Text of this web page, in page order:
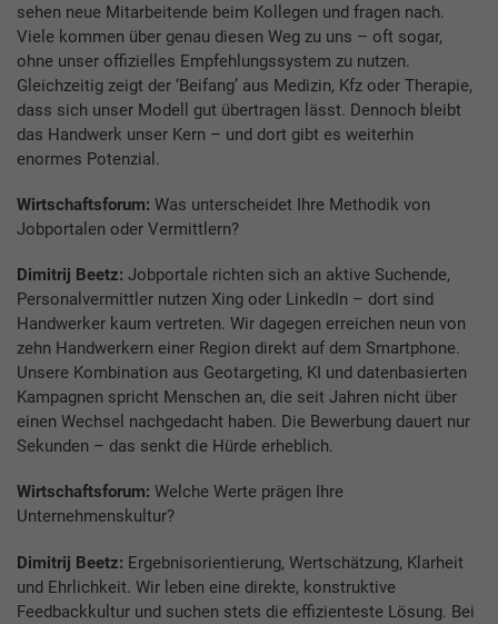
sehen neue Mitarbeitende beim Kollegen und fragen nach.
Viele kommen über genau diesen Weg zu uns – oft sogar,
ohne unser offizielles Empfehlungssystem zu nutzen.
Gleichzeitig zeigt der ‘Beifang’ aus Medizin, Kfz oder Therapie,
dass sich unser Modell gut übertragen lässt. Dennoch bleibt
das Handwerk unser Kern – und dort gibt es weiterhin
enormes Potenzial.
Wirtschaftsforum: Was unterscheidet Ihre Methodik von
Jobportalen oder Vermittlern?
Dimitrij Beetz: Jobportale richten sich an aktive Suchende,
Personalvermittler nutzen Xing oder Linked­In – dort sind
Handwerker kaum vertreten. Wir dagegen erreichen neun von
zehn Handwerkern einer Region direkt auf dem Smartphone.
Unsere Kombination aus Geotargeting, KI und datenbasierten
Kampagnen spricht Menschen an, die seit Jahren nicht über
einen Wechsel nachgedacht haben. Die Bewerbung dauert nur
Sekunden – das senkt die Hürde erheblich.
Wirtschaftsforum: Welche Werte prägen Ihre
Unternehmenskultur?
Dimitrij Beetz: Ergebnisorientierung, Wertschätzung, Klarheit
und Ehrlichkeit. Wir leben eine direkte, konstruktive
Feedbackkultur und suchen stets die effizienteste Lösung. Bei